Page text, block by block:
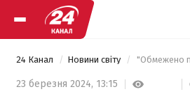
24 Канал Новини світу
23 березня 2024, 13:15